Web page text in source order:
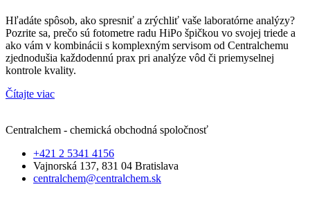
Hľadáte spôsob, ako spresniť a zrýchliť vaše laboratórne analýzy?
Pozrite sa, prečo sú fotometre radu HiPo špičkou vo svojej triede a
ako vám v kombinácii s komplexným servisom od Centralchemu
zjednodušia každodennú prax pri analýze vôd či priemyselnej
kontrole kvality.
Čítajte viac
Centralchem - chemická obchodná spoločnosť
+421 2 5341 4156
Vajnorská 137, 831 04 Bratislava
centralchem@centralchem.sk